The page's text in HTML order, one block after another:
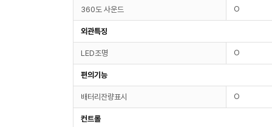
360도 사운드 O
외관특징
LED조명 O
편의기능
배터리잔량표시 O
컨트롤